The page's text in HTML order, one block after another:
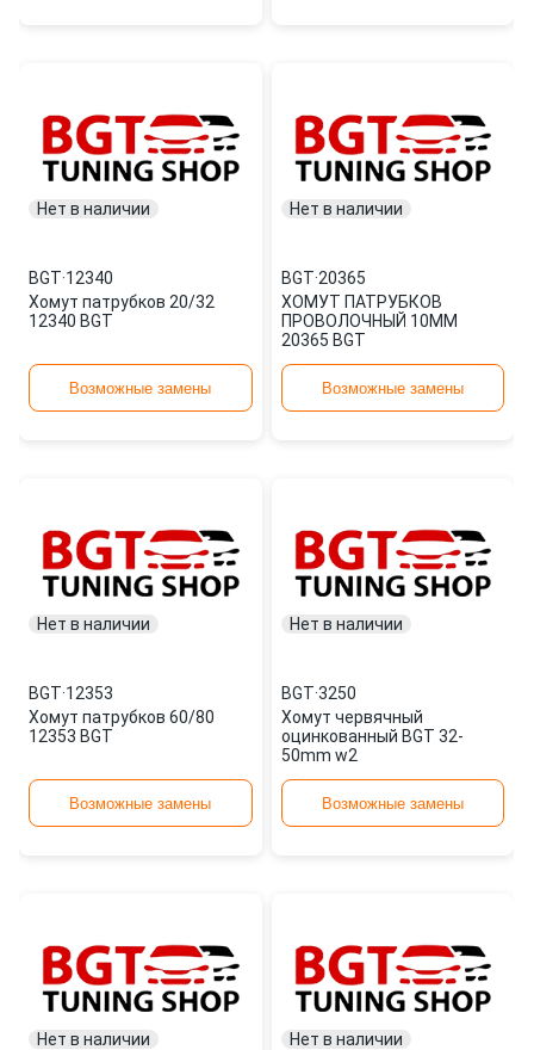
Нет в наличии
BGT·12340
Хомут патрубков 20/32
12340 BGT
Возможные замены
Нет в наличии
BGT·20365
ХОМУТ ПАТРУБКОВ
ПРОВОЛОЧНЫЙ 10ММ
20365 BGT
Возможные замены
Нет в наличии
BGT·12353
Хомут патрубков 60/80
12353 BGT
Возможные замены
Нет в наличии
BGT·3250
Хомут червячный
оцинкованный BGT 32-
50mm w2
Возможные замены
Нет в наличии Нет в наличии